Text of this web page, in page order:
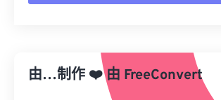
从预设应用
另存为预设
由…制作 ❤️由 FreeConvert